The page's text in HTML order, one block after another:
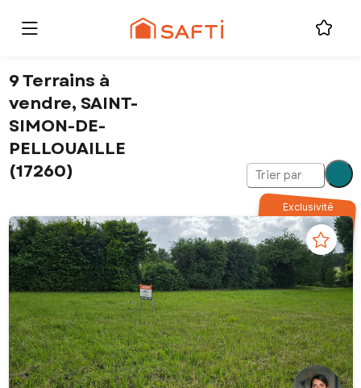
9 Terrains à
vendre, SAINT-
SIMON-DE-
PELLOUAILLE
(17260)
Trier par
Exclusivité